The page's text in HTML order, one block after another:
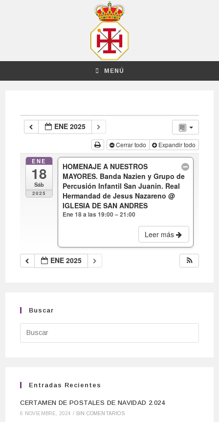
MENÚ
ENE 2025
Cerrar todo Expandir todo
ENE
18
Sáb
2025
HOMENAJE A NUESTROS
MAYORES. Banda Nazien y Grupo de
Percusión Infantil San Juanin. Real
Hermandad de Jesus Nazareno @
IGLESIA DE SAN ANDRES
Ene 18 a las 19:00 – 21:00
Leer más
ENE 2025
Buscar
Entradas Recientes
CERTAMEN DE POSTALES DE NAVIDAD 2.024
6 NOVIEMBRE, 2024 / SIN COMENTARIOS